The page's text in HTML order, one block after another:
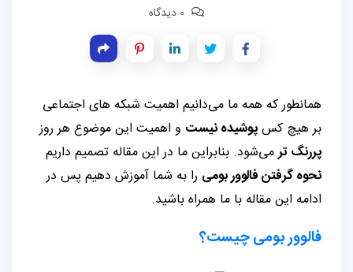
همانطور که همه ما می‌دانیم اهمیت شبکه های اجتماعی
بر هیچ کسپوشیده نیست و اهمیت این موضوع هر روز
پررنگ ترمی‌شود. بنابراین ما در این مقاله تصمیم داریم
نحوه گرفتن فالوور بومی را به شما آموزش دهیم پس در
ادامه این مقاله با ما همراه باشید.
فالوور بومی چیست؟